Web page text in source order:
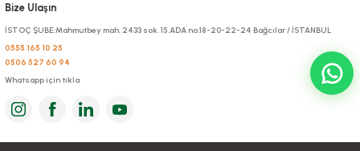
Stok Kodu
643,10 TL
Sepete Ekle
Bize Ulaşın
İSTOÇ ŞUBE:Mahmutbey mah. 2433 sok. 15.ADA no:18-20-22-24 Bağcılar / İSTANBUL
0555 165 10 25
0506 527 60 94
Whatsapp için tıkla